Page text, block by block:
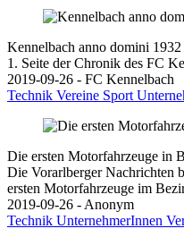
Kennelbach anno domini 1932
1. Seite der Chronik des FC
2019-09-26 - FC Kennelbach
Technik Vereine Sport
Die ersten Motorfahrzeuge in
Die Vorarlberger Nachrichten
ersten Motorfahrzeuge im
2019-09-26 - Anonym
Technik UnternehmerInnen